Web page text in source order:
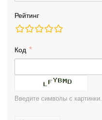
Рейтинг
Код
Введите символы с картинки.